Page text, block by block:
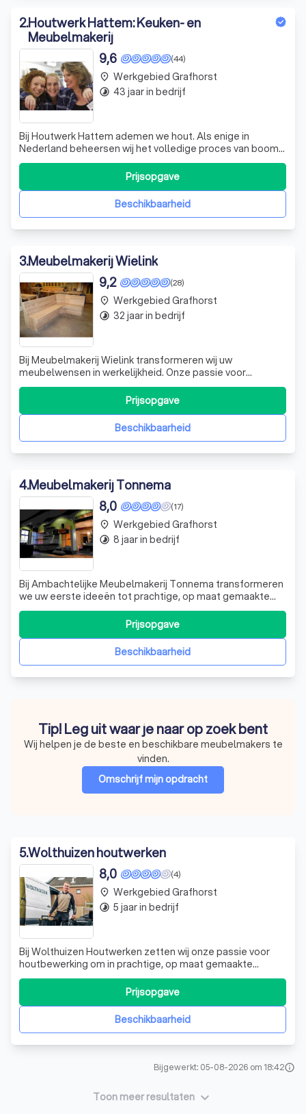
2.Houtwerk Hattem: Keuken- en
Meubelmakerij
(44)
9,6
Bij Houtwerk Hattem ademen we hout. Als enige in
Nederland beheersen wij het volledige proces van boom
tot aan het eindproduct, waardoor elk meubelstuk dat
onze werkplaats verlaat, een verhaal van duurzaamheid en
vakmanschap vertelt. Wij kiezen persoonlijk de beste
stammen uit Nederlandse bossen, zo
Beschikbaarheid
Prijsopgave
place Werkgebied Grafhorst
timelapse 43 jaar in bedrijf
3.Meubelmakerij Wielink
(28)
9,2
Bij Meubelmakerij Wielink transformeren wij uw
meubelwensen in werkelijkheid. Onze passie voor
ambacht en detail zorgt ervoor dat elk meubelstuk dat
onze werkplaats verlaat, een uniek kunstwerk is. Of u nu
droomt van een op maat gemaakte boekenkast, een
elegant dressoir of een robuuste eettafel, wij
Beschikbaarheid
Prijsopgave
place Werkgebied Grafhorst
timelapse 32 jaar in bedrijf
4.Meubelmakerij Tonnema
(17)
8,0
Bij Ambachtelijke Meubelmakerij Tonnema transformeren
we uw eerste ideeën tot prachtige, op maat gemaakte
meubelstukken. Of het nu gaat om een groot project of
een klein, eenvoudig ontwerp, wij benaderen elk stuk met
dezelfde passie en precisie. Al meer dan tien jaar
onderscheiden we ons door onze e
Beschikbaarheid
Prijsopgave
place Werkgebied Grafhorst
timelapse 8 jaar in bedrijf
Tip! Leg uit waar je naar op zoek bent
Wij helpen je de beste en beschikbare meubelmakers te
vinden.
Omschrijf mijn opdracht
5.Wolthuizen houtwerken
(4)
8,0
Bij Wolthuizen Houtwerken zetten wij onze passie voor
houtbewerking om in prachtige, op maat gemaakte
creaties. Vanaf jonge leeftijd ben ik, Yoram Wolthuizen, al
bezig met het vormgeven van hout tot functionele en
esthetische objecten. Wat begon met eenvoudige
projecten is uitgegroeid tot een profes
Beschikbaarheid
Prijsopgave
place Werkgebied Grafhorst
timelapse 5 jaar in bedrijf
Bijgewerkt: 05-08-2026 om 18:42info
Toon meer resultaten keyboard_arrow_down